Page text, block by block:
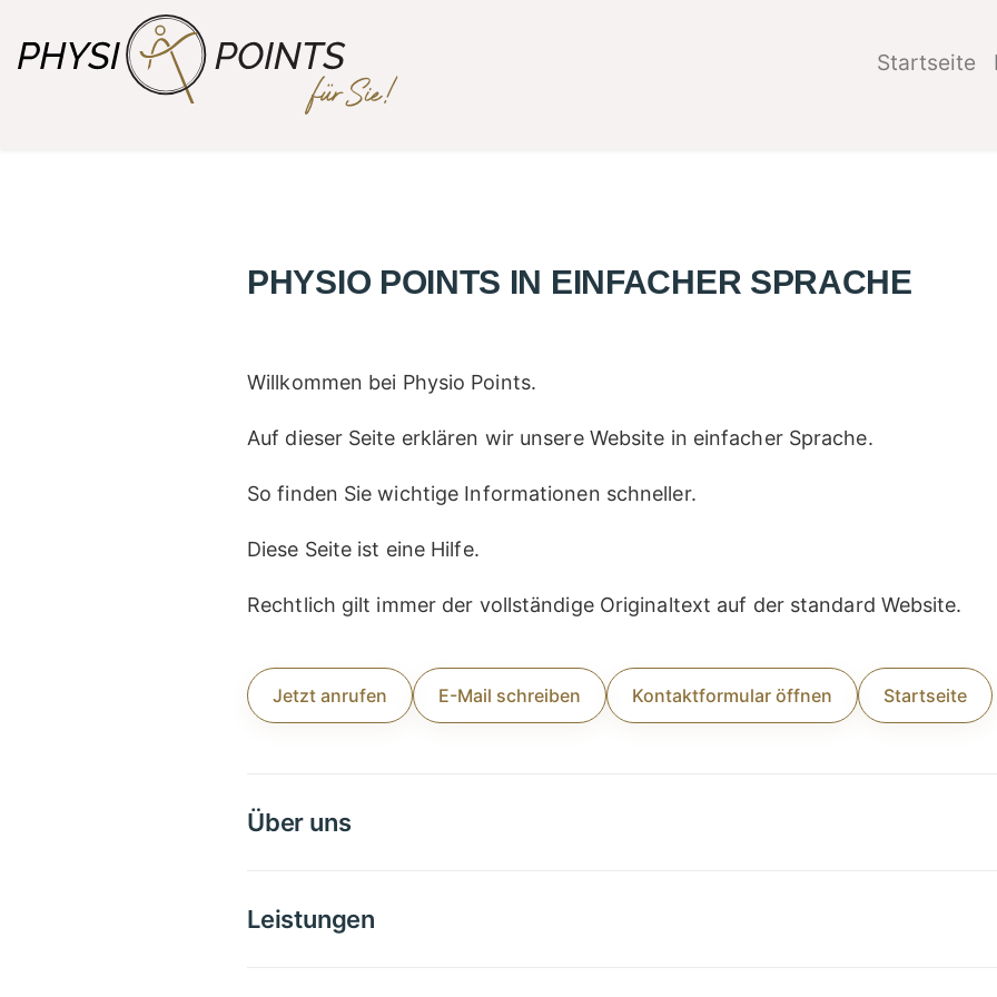
Startseite
PHYSIO POINTS IN EINFACHER SPRACHE
Willkommen bei Physio Points.
Auf dieser Seite erklären wir unsere Website in einfacher Sprache.
So finden Sie wichtige Informationen schneller.
Diese Seite ist eine Hilfe.
Rechtlich gilt immer der vollständige Originaltext auf der standard Website.
Jetzt anrufen E-Mail schreiben Kontaktformular öffnen Startseite
Über uns
Leistungen